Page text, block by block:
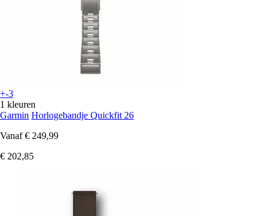
+-3
1 kleuren
Garmin Horlogebandje Quickfit 26
Vanaf € 249,99
€ 202,85